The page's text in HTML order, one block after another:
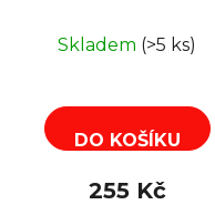
Skladem (>5 ks)
DO KOŠÍKU
255 Kč